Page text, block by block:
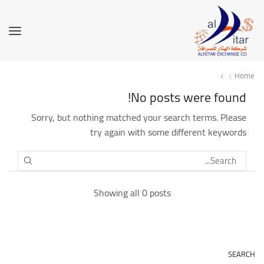
Home
No posts were found!
Sorry, but nothing matched your search terms. Please
try again with some different keywords
SEARCH
Showing all 0 posts
SEARCH